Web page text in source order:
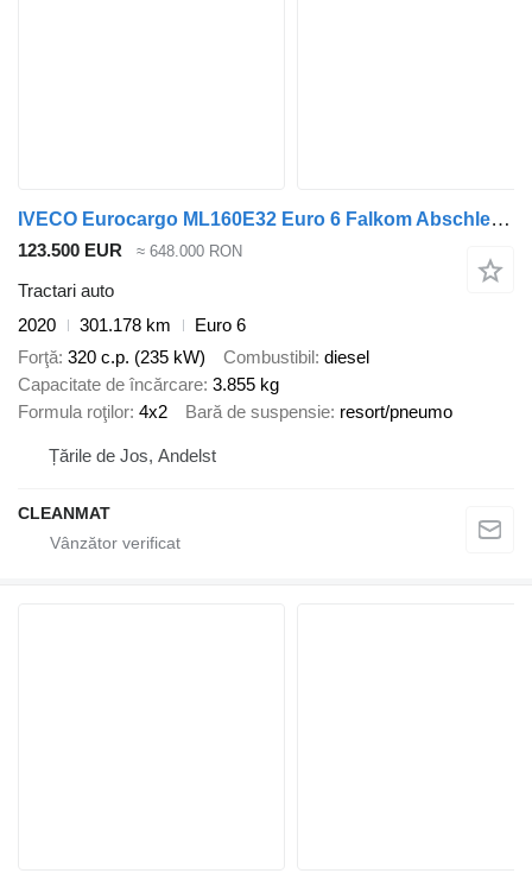
IVECO Eurocargo ML160E32 Euro 6 Falkom Abschlepp + Palfinger 19 Tonmet
123.500 EUR ≈ 648.000 RON
Tractari auto
2020
301.178 km
Euro 6
Forţă 320 c.p. (235 kW) Combustibil diesel
Capacitate de încărcare 3.855 kg
Formula roţilor 4x2 Bară de suspensie resort/pneumo
Țările de Jos, Andelst
CLEANMAT